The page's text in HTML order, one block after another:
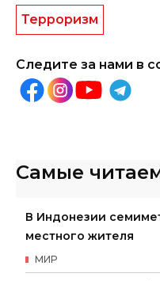
Терроризм
Следите за нами в
Самые
В Индонезии
местного жителя
МИР